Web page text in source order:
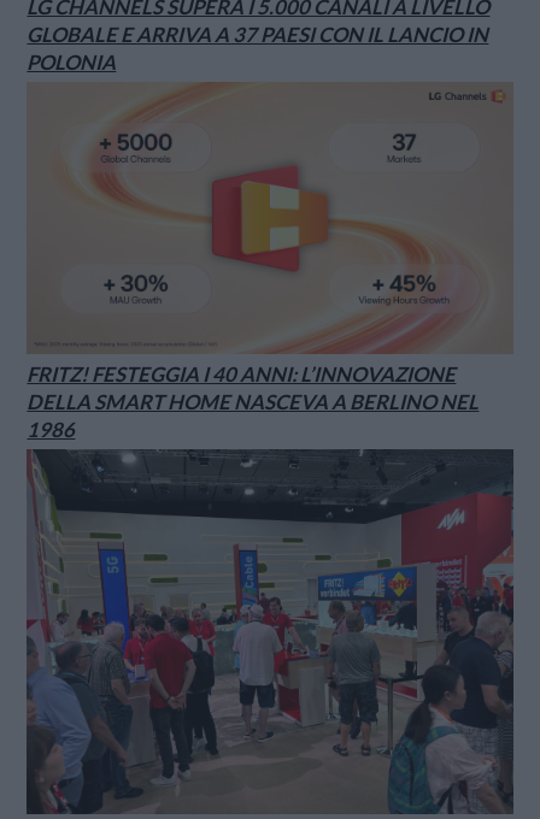
LG CHANNELS SUPERA I 5.000 CANALI A LIVELLO
GLOBALE E ARRIVA A 37 PAESI CON IL LANCIO IN
POLONIA
FRITZ! FESTEGGIA I 40 ANNI: L’INNOVAZIONE
DELLA SMART HOME NASCEVA A BERLINO NEL
1986